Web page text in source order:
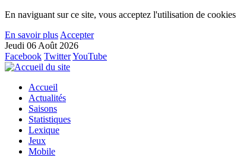
En naviguant sur ce site, vous acceptez l'utilisation de
En savoir plus Accepter
Jeudi 06 Août 2026
Facebook TwitterYouTube
Accueil
Actualités
Saisons
Statistiques
Lexique
Jeux
Mobile